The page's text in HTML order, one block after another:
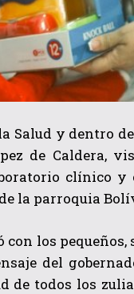
Salud y dentro
de Caldera,
clínico y
la parroquia
los
del
de todos los